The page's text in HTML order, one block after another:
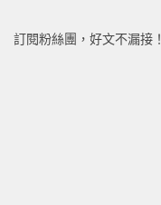
訂閱粉絲團，好文不漏接！